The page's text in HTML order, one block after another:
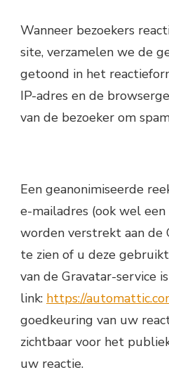
Wanneer bezoekers
site, verzamelen we de
getoond in het
IP-adres en de
van de bezoeker om
Een geanonimiseerde
e-mailadres (ook wel een
worden verstrekt aan de
te zien of u deze
van de Gravatar-service
link: https://
goedkeuring van uw
zichtbaar voor het
uw reactie.